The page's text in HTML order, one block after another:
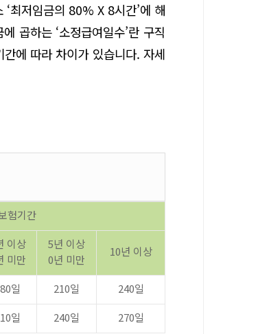
최저임금의 80% X 8시간’에 해
곱하는 ‘소정급여일수’란 구직
에 따라 차이가 있습니다. 자세
험기간
이상
미만
5년 이상
0년 미만
10년 이상
일 210일
240일
일 240일 270일